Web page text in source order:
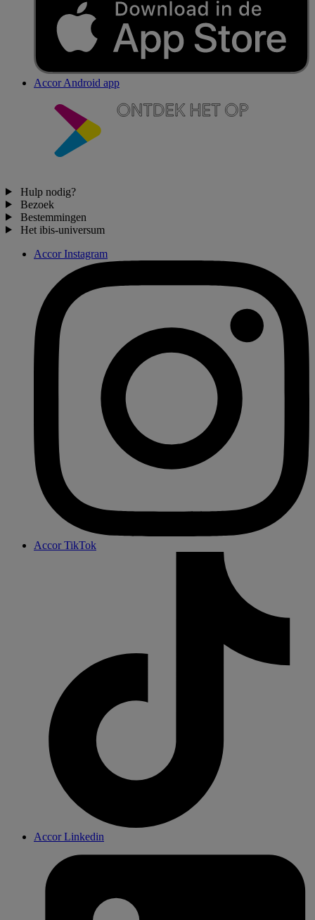
Accor Android app
Hulp nodig?
Bezoek
Bestemmingen
Het ibis-universum
Accor Instagram
Accor TikTok
Accor Linkedin